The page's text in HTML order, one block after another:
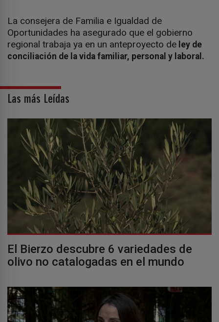
La consejera de Familia e Igualdad de
Oportunidades ha asegurado que el gobierno
regional trabaja ya en un anteproyecto de ley de
conciliación de la vida familiar, personal y laboral.
Las más Leídas
El Bierzo descubre 6 variedades de
olivo no catalogadas en el mundo